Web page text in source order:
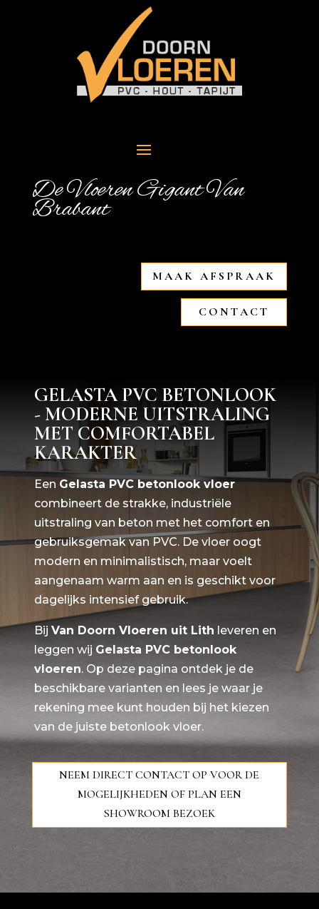
De Vloeren Gigant Van
Brabant
MAAK AFSPRAAK
CONTACT
GELASTA PVC BETONLOOK
- MODERNE UITSTRALING
MET COMFORTABEL
KARAKTER
Een Gelasta PVC betonlook vloer
combineert de strakke, industriële
uitstraling van beton met het comfort en
gebruiksgemak van PVC. De vloer oogt
modern en minimalistisch, maar voelt
aangenaam warm aan en is geschikt voor
dagelijks intensief gebruik.
BijVan Doorn Vloeren uit Lith leveren en
leggen wij Gelasta PVC betonlook
vloeren. Op deze pagina ontdek je de
beschikbare varianten en lees je waar je
rekening mee kunt houden bij het kiezen
van de juiste betonlook vloer.
NEEM DIRECT CONTACT OP VOOR DE
MOGELIJKHEDEN OF PLAN EEN
SHOWROOM BEZOEK